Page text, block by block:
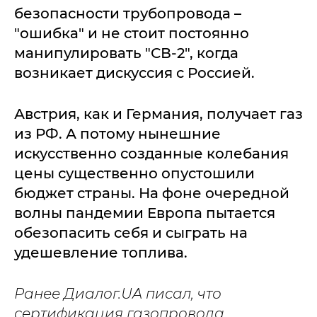
безопасности трубопровода –
"ошибка" и не стоит постоянно
манипулировать "СВ-2", когда
возникает дискуссия с Россией.
Австрия, как и Германия, получает газ
из РФ. А потому нынешние
искусственно созданные колебания
цены существенно опустошили
бюджет страны. На фоне очередной
волны пандемии Европа пытается
обезопасить себя и сыграть на
удешевление топлива.
Ранее Диалог.UA писал, что